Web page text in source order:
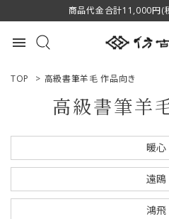
商品代金合計11,000円(
menu
ACCOUNT MENU
ログイン 新規会
TOP > 高級書筆羊毛 作品向き
高級書筆羊
暖心
遠鴎
鴻飛